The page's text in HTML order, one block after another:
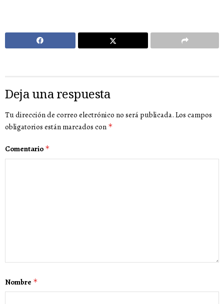
Deja una respuesta
Tu dirección de correo electrónico no será publicada. Los campos
obligatorios están marcados con *
Comentario *
Nombre *